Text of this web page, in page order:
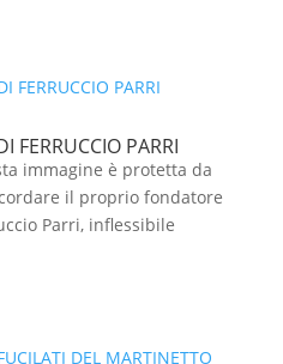
FERRUCCIO PARRI
immagine è protetta da
il proprio fondatore
Parri, inflessibile